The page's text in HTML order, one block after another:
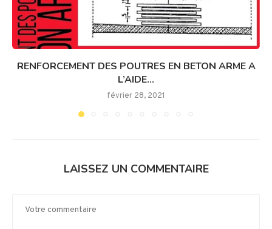
RENFORCEMENT DES POUTRES EN BETON ARME A
L’AIDE...
février 28, 2021
LAISSEZ UN COMMENTAIRE